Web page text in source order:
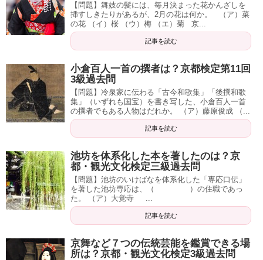
【問題】舞妓の髪には、毎月決まった花かんざしを
挿すしきたりがあるが、2月の花は何か。 （ア）菜
の花 （イ）桜 （ウ）梅 （エ）菊 京...
記事を読む
小倉百人一首の撰者は？京都検定第11回
3級過去問
【問題】冷泉家に伝わる「古今和歌集」「後撰和歌
集」（いずれも国宝）を書き写した、小倉百人一首
の撰者でもある人物はだれか。 （ア）藤原俊成 （...
記事を読む
池坊を体系化した本を著したのは？京
都・観光文化検定三級過去問
【問題】池坊のいけばなを体系化した「専応口伝」
を著した池坊専応は、（ ）の住職であっ
た。 （ア）大覚寺 ...
記事を読む
京舞など７つの伝統芸能を鑑賞できる場
所は？京都・観光文化検定3級過去問